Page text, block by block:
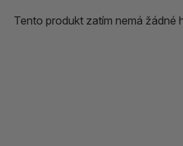
Tento produkt zatím nemá žádné